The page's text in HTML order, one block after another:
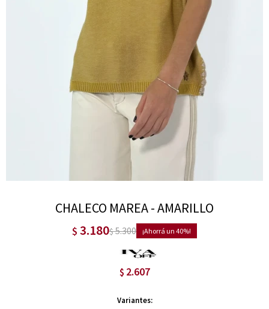
CHALECO MAREA - AMARILLO
$ 3.180$5.300 40
$ 2.607
Variantes: